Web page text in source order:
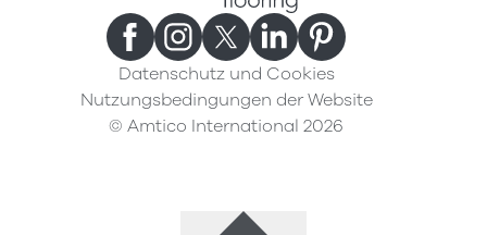
Datenschutz und Cookies
Nutzungsbedingungen der Website
© Amtico International 2026